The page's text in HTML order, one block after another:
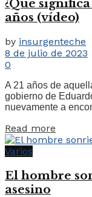
¿Qué
años (vídeo)
by insurgenteche
8 de julio de 2023
0
A 21 años de
gobierno de
nuevamente a
Read more
Varios
El hombre
asesino